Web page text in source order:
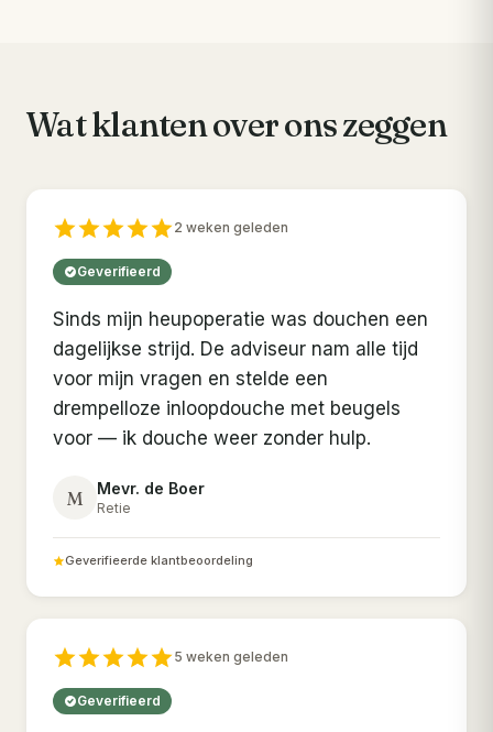
Wat klanten over ons zeggen
2 weken geleden
Geverifieerd
Sinds mijn heupoperatie was douchen een
dagelijkse strijd. De adviseur nam alle tijd
voor mijn vragen en stelde een
drempelloze inloopdouche met beugels
voor — ik douche weer zonder hulp.
M Mevr. de Boer
Retie
Geverifieerde klantbeoordeling
5 weken geleden
Geverifieerd